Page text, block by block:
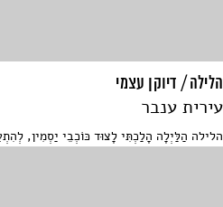
הלילה / דיוקן עצמי
עירית ענבר
הלילה הַלַּיְלָה הָלַכְתִּי לָצוּד כּוֹכְבֵי יַסְמִין,